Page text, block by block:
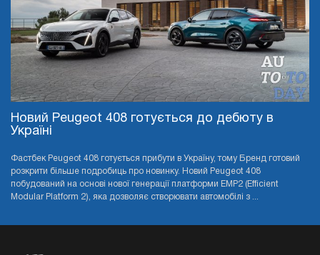
Новий Peugeot 408 готується до дебюту в
Україні
Фастбек Peugeot 408 готується прибути в Україну, тому Бренд готовий
розкрити більше подробиць про новинку. Новий Peugeot 408
побудований на основі нової генерації платформи EMP2 (Efficient
Modular Platform 2), яка дозволяє створювати автомобілі з ...